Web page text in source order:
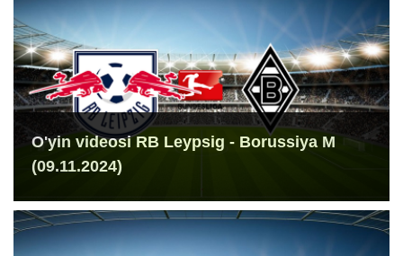
O'yin videosi RB Leypsig - Borussiya M
(09.11.2024)